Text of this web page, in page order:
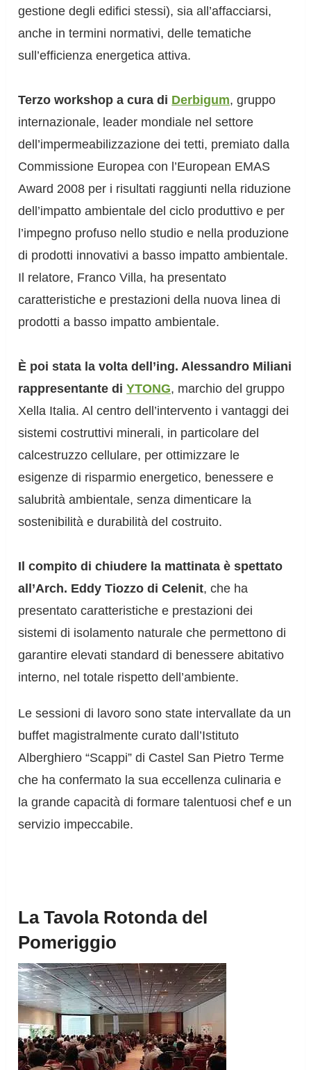
gestione degli edifici stessi), sia all’affacciarsi,
anche in termini normativi, delle tematiche
sull’efficienza energetica attiva.
Terzo workshop a cura di Derbigum, gruppo
internazionale, leader mondiale nel settore
dell’impermeabilizzazione dei tetti, premiato dalla
Commissione Europea con l’European EMAS
Award 2008 per i risultati raggiunti nella riduzione
dell’impatto ambientale del ciclo produttivo e per
l’impegno profuso nello studio e nella produzione
di prodotti innovativi a basso impatto ambientale.
Il relatore, Franco Villa, ha presentato
caratteristiche e prestazioni della nuova linea di
prodotti a basso impatto ambientale.
È poi stata la volta dell’ing. Alessandro Miliani
rappresentante diYTONG, marchio del gruppo
Xella Italia. Al centro dell’intervento i vantaggi dei
sistemi costruttivi minerali, in particolare del
calcestruzzo cellulare, per ottimizzare le
esigenze di risparmio energetico, benessere e
salubrità ambientale, senza dimenticare la
sostenibilità e durabilità del costruito.
Il compito di chiudere la mattinata è spettato
all’Arch. Eddy Tiozzo di Celenit, che ha
presentato caratteristiche e prestazioni dei
sistemi di isolamento naturale che permettono di
garantire elevati standard di benessere abitativo
interno, nel totale rispetto dell’ambiente.
Le sessioni di lavoro sono state intervallate da un
buffet magistralmente curato dall’Istituto
Alberghiero “Scappi” di Castel San Pietro Terme
che ha confermato la sua eccellenza culinaria e
la grande capacità di formare talentuosi chef e un
servizio impeccabile.
La Tavola Rotonda del
Pomeriggio